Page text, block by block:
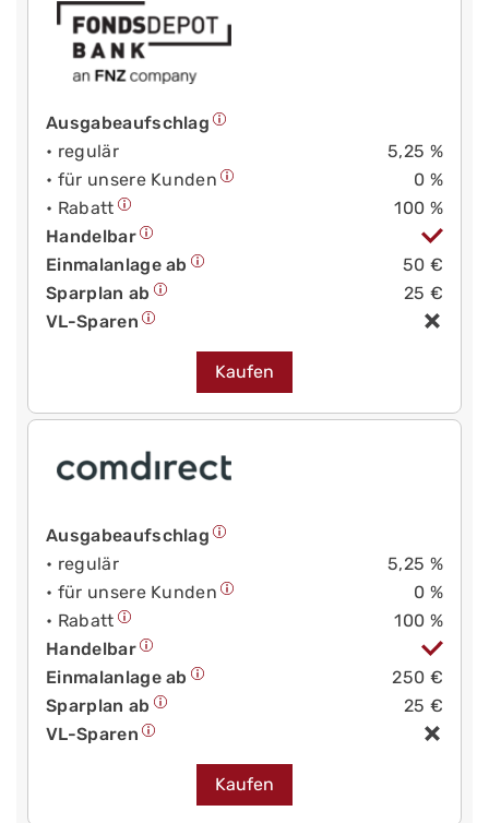
Ausgabeaufschlag
• regulär
5,25 %
• für unsere Kunden
0 %
• Rabatt
100 %
Handelbar
Einmalanlage ab
50 €
Sparplan ab
25 €
VL-Sparen
Kaufen
Ausgabeaufschlag
• regulär
5,25 %
• für unsere Kunden
0 %
• Rabatt
100 %
Handelbar
Einmalanlage ab
250 €
Sparplan ab
25 €
VL-Sparen
Kaufen